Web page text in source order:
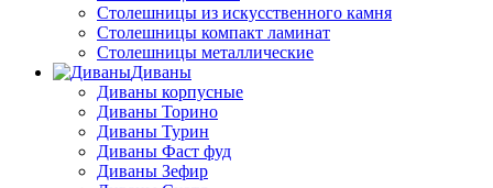
Столешницы из искусственного камня
Столешницы компакт ламинат
Столешницы металлические
Диваны
Диваны корпусные
Диваны Торино
Диваны Турин
Диваны Фаст фуд
Диваны Зефир